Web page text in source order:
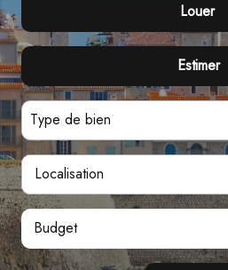
Louer
Estimer
Type de bien
Budget